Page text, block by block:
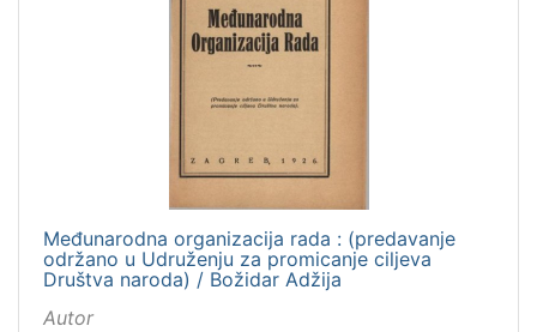
Međunarodna organizacija rada : (predavanje
održano u Udruženju za promicanje ciljeva
Društva naroda) / Božidar Adžija
Autor